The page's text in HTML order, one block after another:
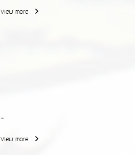
View more
-
View more